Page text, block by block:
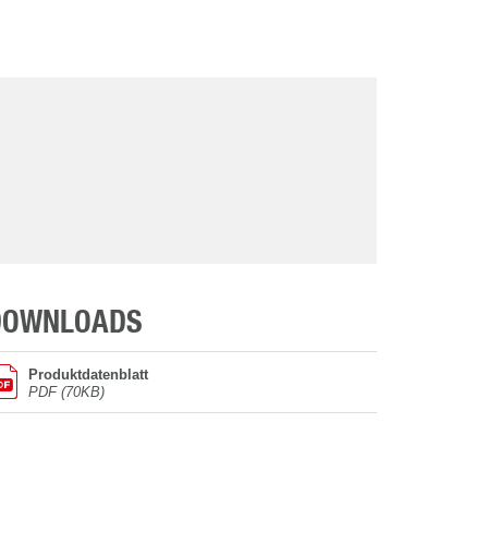
Produktdatenblatt
PDF (70KB)